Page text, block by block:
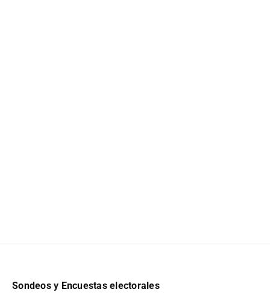
Sondeos y Encuestas electorales